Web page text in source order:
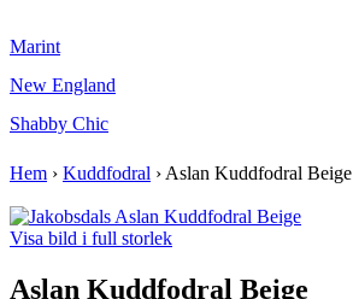
Marint
New England
Shabby Chic
Hem › Kuddfodral ›Aslan Kuddfodral Beige
Visa bild i full storlek
Aslan Kuddfodral Beige